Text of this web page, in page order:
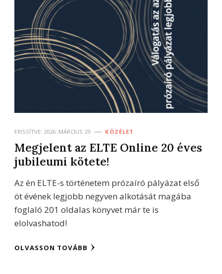
FRISSÍTVE: 2026. MÁRCIUS 29. KÖZÉLET
Megjelent az ELTE Online 20 éves
jubileumi kötete!
Az én ELTE-s történetem prózaíró pályázat első
öt évének legjobb negyven alkotását magába
foglaló 201 oldalas könyvet már te is
elolvashatod!
OLVASSON TOVÁBB